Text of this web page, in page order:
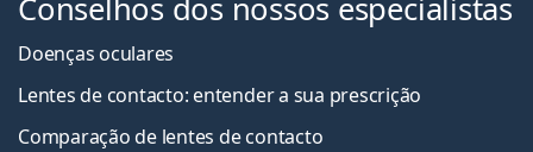
Conselhos dos nossos especialistas
Doenças oculares
Lentes de contacto: entender a sua prescrição
Comparação de lentes de contacto